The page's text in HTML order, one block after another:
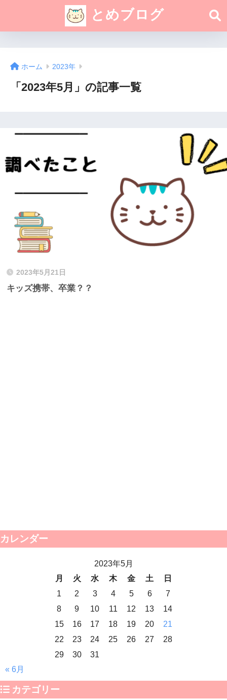
とめブログ
ホーム 2023年
「2023年5月」の記事一覧
2023年5月21日
キッズ携帯、卒業？？
カレンダー
2023年5月
月
火 水 木 金 土
日
1
2 3 4 5 6
7
8
9 10 11 12 13
14
15
16 17 18 19 20
21
22
23 24 25 26 27
28
29
30
31
« 6月
カテゴリー